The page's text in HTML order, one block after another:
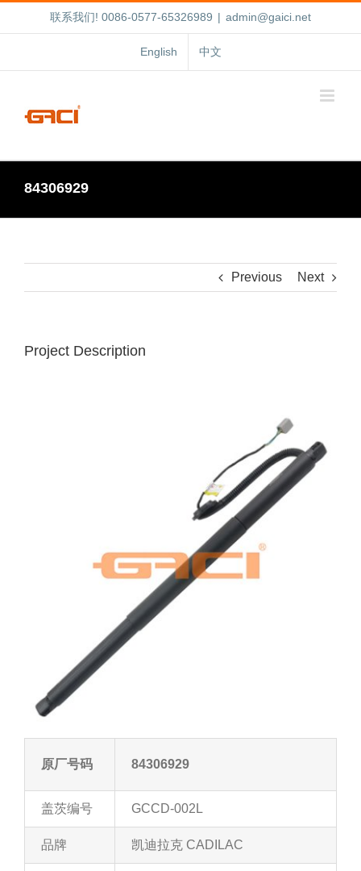
联系我们! 0086-0577-65326989 | admin@gaici.net
English 中文
84306929
Previous Next
Project Description
原厂号码 84306929
盖茨编号 GCCD-002L
品牌 凯迪拉克 CADILAC